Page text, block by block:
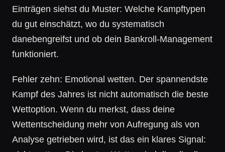
Einträgen siehst du Muster: Welche Kampftypen
du gut einschätzt, wo du systematisch
danebengreifst und ob dein Bankroll-Management
funktioniert.
Fehler zehn: Emotional wetten. Der spannendste
Kampf des Jahres ist nicht automatisch die beste
Wettoption. Wenn du merkst, dass deine
Wettentscheidung mehr von Aufregung als von
Analyse getrieben wird, ist das ein klares Signal: